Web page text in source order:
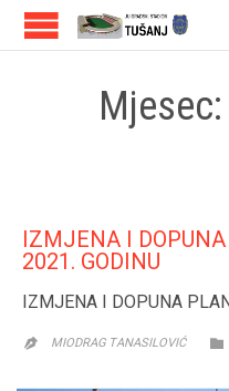
Mjesec:
IZMJENA I
2021. GODINU
IZMJENA I DOPUNA
 MIODRAG TANASILOVIĆ 